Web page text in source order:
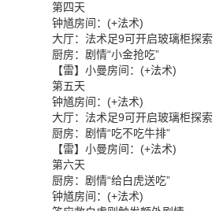
第四天
钟馗房间：(+法术)
大厅：法术足9可开启玻璃柜探索
厨房：剧情“小金抢吃”
【雷】小曼房间：(+法术)
第五天
钟馗房间：(+法术)
大厅：法术足9可开启玻璃柜探索
厨房：剧情“吃不吃牛排”
【雷】小曼房间：(+法术)
第六天
厨房：剧情“给白虎送吃”
钟馗房间：(+法术)